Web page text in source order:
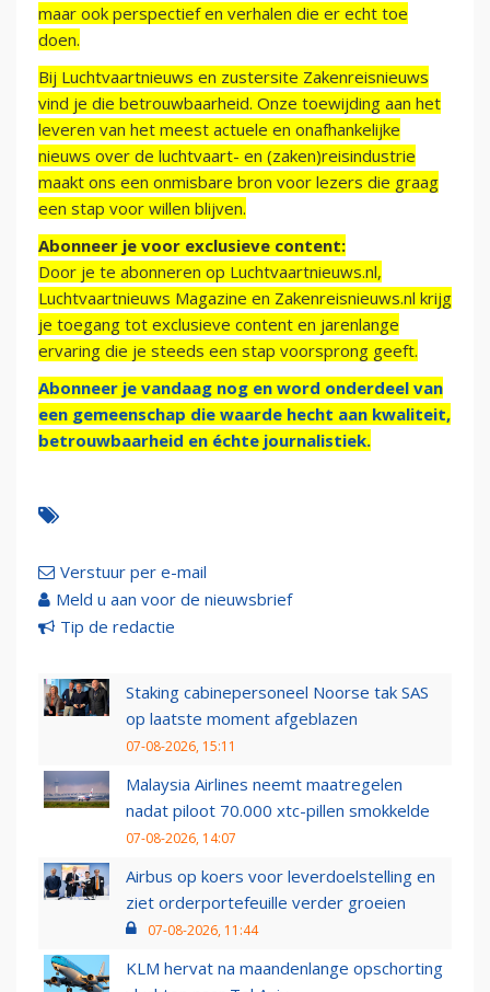
maar ook perspectief en verhalen die er echt toe
doen.
Bij Luchtvaartnieuws en zustersite Zakenreisnieuws
vind je die betrouwbaarheid. Onze toewijding aan het
leveren van het meest actuele en onafhankelijke
nieuws over de luchtvaart- en (zaken)reisindustrie
maakt ons een onmisbare bron voor lezers die graag
een stap voor willen blijven.
Abonneer je voor exclusieve content:
Door je te abonneren op Luchtvaartnieuws.nl,
Luchtvaartnieuws Magazine en Zakenreisnieuws.nl krijg
je toegang tot exclusieve content en jarenlange
ervaring die je steeds een stap voorsprong geeft.
Abonneer je vandaag nog en word onderdeel van
een gemeenschap die waarde hecht aan kwaliteit,
betrouwbaarheid en échte journalistiek.
Verstuur per e-mail
Meld u aan voor de nieuwsbrief
Tip de redactie
Staking cabinepersoneel Noorse tak SAS
op laatste moment afgeblazen
07-08-2026, 15:11
Malaysia Airlines neemt maatregelen
nadat piloot 70.000 xtc-pillen smokkelde
07-08-2026, 14:07
Airbus op koers voor leverdoelstelling en
ziet orderportefeuille verder groeien
07-08-2026, 11:44
KLM hervat na maandenlange opschorting